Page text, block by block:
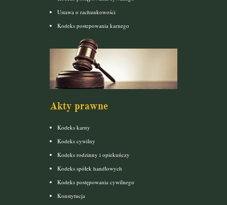
Ustawa o rachunkowości
Kodeks postepowania karnego
Akty prawne
Kodeks karny
Kodeks cywilny
Kodeks rodzinny i opiekuńczy
Kodeks spółek handlowych
Kodeks postępowania cywilnego
Konstytucja